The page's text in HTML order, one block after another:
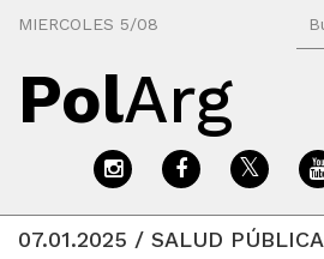
MIERCOLES 5/08
PolArg
07.01.2025 / SALUD PÚBLICA